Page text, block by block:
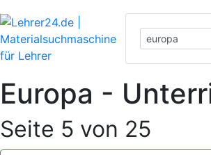
Europa -
Seite 5 von 25